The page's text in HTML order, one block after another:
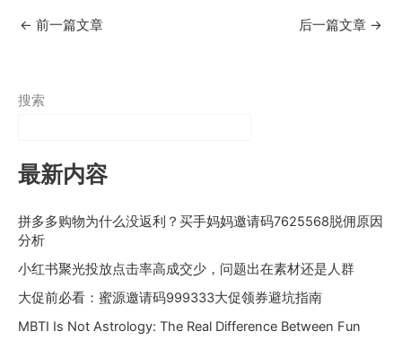
← 前一篇文章 后一篇文章 →
搜索
最新内容
拼多多购物为什么没返利？买手妈妈邀请码7625568脱佣原因
分析
小红书聚光投放点击率高成交少，问题出在素材还是人群
大促前必看：蜜源邀请码999333大促领券避坑指南
MBTI Is Not Astrology: The Real Difference Between Fun